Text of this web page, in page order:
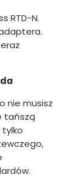
RTD-N.
nie musisz
tańszą